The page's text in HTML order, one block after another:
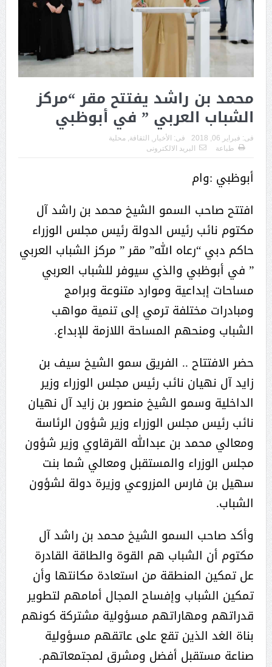
محمد بن راشد يفتتح مقر “مركز
الشباب العربي ” في أبوظبي
فى: فبراير 06, 2018 فى: الأخبار , الثقافة, محلية
طباعة
البريد الالكترونى
أبوظبي :وام
افتتح صاحب السمو الشيخ محمد بن راشد آل
مكتوم نائب رئيس الدولة رئيس مجلس الوزراء
حاكم دبي “رعاه الله” مقر ” مركز الشباب العربي
” في أبوظبي والذي سيوفر للشباب العربي
مساحات إبداعية وموارد متنوعة وبرامج
ومبادرات مختلفة ترمي إلى تنمية مواهب
الشباب ومنحهم المساحة اللازمة للإبداع.
حضر الافتتاح .. الفريق سمو الشيخ سيف بن
زايد آل نهيان نائب رئيس مجلس الوزراء وزير
الداخلية وسمو الشيخ منصور بن زايد آل نهيان
نائب رئيس مجلس الوزراء وزير شؤون الرئاسة
ومعالي محمد بن عبدالله القرقاوي وزير شؤون
مجلس الوزراء والمستقبل ومعالي شما بنت
سهيل بن فارس المزروعي وزيرة دولة لشؤون
الشباب.
وأكد صاحب السمو الشيخ محمد بن راشد آل
مكتوم أن الشباب هم القوة والطاقة القادرة
عل تمكين المنطقة من استعادة مكانتها وأن
تمكين الشباب وإفساح المجال أمامهم لتطوير
قدراتهم ومهاراتهم مسؤولية مشتركة كونهم
بناة الغد الذين تقع على عاتقهم مسؤولية
صناعة مستقبل أفضل ومشرق لمجتمعاتهم.